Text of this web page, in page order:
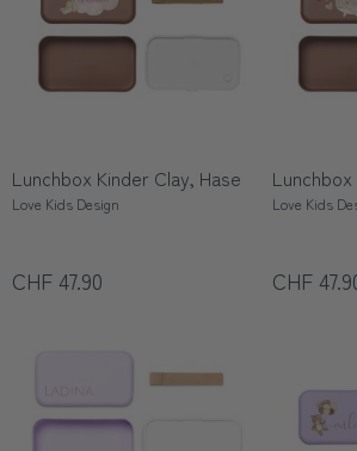
Lunchbox Kinder Clay, Hase
Love Kids Design
CHF 47.90
Love Kids
CHF